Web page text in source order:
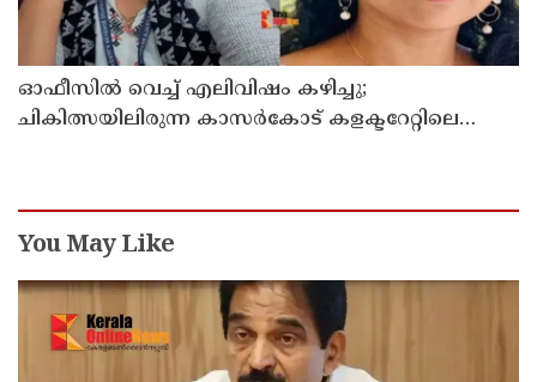
ഓഫീസില്‍ വെച്ച് എലിവിഷം കഴിച്ചു;
ചികിത്സയിലിരുന്ന കാസര്‍കോട് കളക്ടറേറ്റിലെ
You May Like